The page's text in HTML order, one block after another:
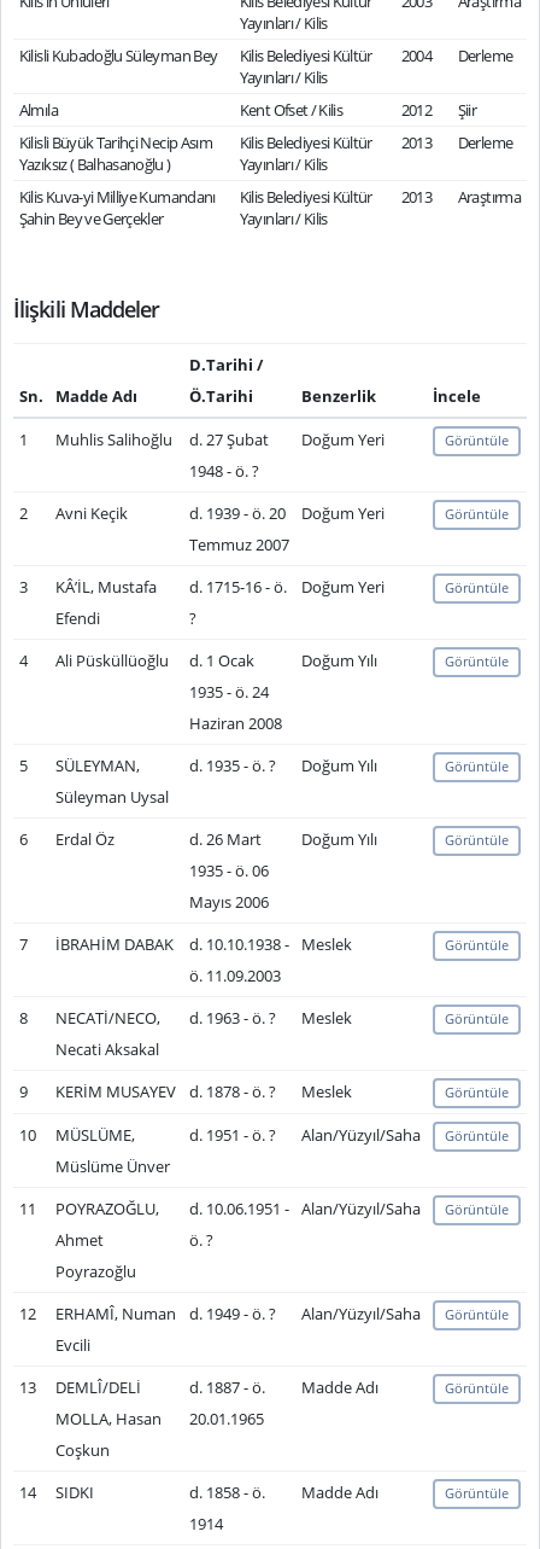
Yayınları / Kilis
Kilisli Kubadoğlu Süleyman Bey
Kilis Belediyesi Kültür
Yayınları / Kilis
2004 Derleme
Almıla Kent Ofset / Kilis 2012
Şiir
Kilisli Büyük Tarihçi Necip Asım
Yazıksız ( Balhasanoğlu )
Kilis Belediyesi Kültür
Yayınları / Kilis
2013 Derleme
Kilis Kuva-yi Milliye Kumandanı
Şahin Bey ve Gerçekler
Kilis Belediyesi Kültür
Yayınları / Kilis
2013 Araştırma
İlişkili Maddeler
Sn. Madde Adı
D.Tarihi /
Ö.Tarihi
Benzerlik
İncele
1
Muhlis Salihoğlu
d. 27 Şubat
1948 - ö. ?
Doğum Yeri Görüntüle
2 Avni Keçik
d. 1939 - ö. 20
Temmuz 2007
Doğum Yeri Görüntüle
3
KÂ’İL, Mustafa
Efendi
d. 1715-16 - ö.
?
Doğum Yeri Görüntüle
4 Ali Püsküllüoğlu
d. 1 Ocak
1935 - ö. 24
Haziran 2008
Doğum Yılı Görüntüle
5
SÜLEYMAN,
Süleyman Uysal
d. 1935 - ö. ? Doğum Yılı Görüntüle
6 Erdal Öz
d. 26 Mart
1935 - ö. 06
Mayıs 2006
Doğum Yılı Görüntüle
7 İBRAHİM DABAK
d. 10.10.1938 -
ö. 11.09.2003
Meslek Görüntüle
8
NECATİ/NECO,
Necati Aksakal
d. 1963 - ö. ? Meslek Görüntüle
9 KERİM MUSAYEV d. 1878 - ö. ? Meslek Görüntüle
10
MÜSLÜME,
Müslüme Ünver
d. 1951 - ö. ? Alan/Yüzyıl/Saha Görüntüle
11
POYRAZOĞLU,
Ahmet
Poyrazoğlu
d. 10.06.1951 -
ö. ?
Alan/Yüzyıl/Saha Görüntüle
12
ERHAMÎ, Numan
Evcili
d. 1949 - ö. ? Alan/Yüzyıl/Saha Görüntüle
13
DEMLÎ/DELİ
MOLLA, Hasan
Coşkun
d. 1887 - ö.
20.01.1965
Madde Adı Görüntüle
14 SIDKI
d. 1858 - ö.
1914
Madde Adı Görüntüle